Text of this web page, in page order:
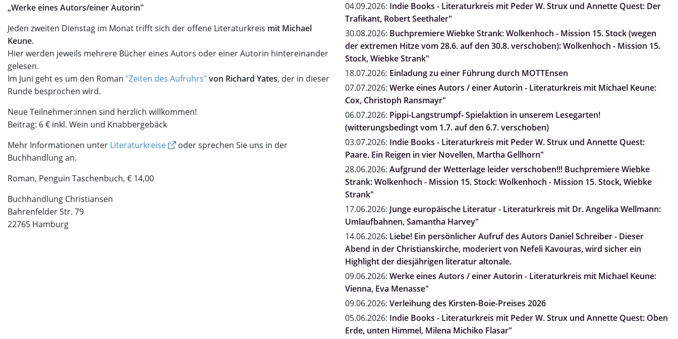
„Werke eines Autors/einer Autorin"
Jeden zweiten Dienstag im Monat trifft sich der offene Literaturkreis mit Michael
Keune.
Hier werden jeweils mehrere Bücher eines Autors oder einer Autorin hintereinander
gelesen.
Im Juni geht es um den Roman "Zeiten des Aufruhrs"von Richard Yates, der in dieser
Runde besprochen wird.
Neue Teilnehmer:innen sind herzlich willkommen!
Beitrag: 6 € inkl. Wein und Knabbergebäck
Mehr Informationen unter Literaturkreise
oder sprechen Sie uns in der
Buchhandlung an.
Roman, Penguin Taschenbuch, € 14,00
Buchhandlung Christiansen
Bahrenfelder Str. 79
22765 Hamburg
04.09.2026: Indie Books - Literaturkreis mit Peder W. Strux und Annette Quest: Der
Trafikant, Robert Seethaler"
30.08.2026: Buchpremiere Wiebke Strank: Wolkenhoch - Mission 15. Stock (wegen
der extremen Hitze vom 28.6. auf den 30.8. verschoben): Wolkenhoch - Mission 15.
Stock, Wiebke Strank"
18.07.2026: Einladung zu einer Führung durch MOTTEnsen
07.07.2026: Werke eines Autors / einer Autorin - Literaturkreis mit Michael Keune:
Cox, Christoph Ransmayr"
06.07.2026: Pippi-Langstrumpf- Spielaktion in unserem Lesegarten!
(witterungsbedingt vom 1.7. auf den 6.7. verschoben)
03.07.2026: Indie Books - Literaturkreis mit Peder W. Strux und Annette Quest:
Paare. Ein Reigen in vier Novellen, Martha Gellhorn"
28.06.2026: Aufgrund der Wetterlage leider verschoben!!! Buchpremiere Wiebke
Strank: Wolkenhoch - Mission 15. Stock: Wolkenhoch - Mission 15. Stock, Wiebke
Strank"
17.06.2026: Junge europäische Literatur - Literaturkreis mit Dr. Angelika Wellmann:
Umlaufbahnen, Samantha Harvey"
14.06.2026: Liebe! Ein persönlicher Aufruf des Autors Daniel Schreiber - Dieser
Abend in der Christianskirche, moderiert von Nefeli Kavouras, wird sicher ein
Highlight der diesjährigen literatur altonale.
09.06.2026: Werke eines Autors / einer Autorin - Literaturkreis mit Michael Keune:
Vienna, Eva Menasse"
09.06.2026: Verleihung des Kirsten-Boie-Preises 2026
05.06.2026: Indie Books - Literaturkreis mit Peder W. Strux und Annette Quest: Oben
Erde, unten Himmel, Milena Michiko Flasar"